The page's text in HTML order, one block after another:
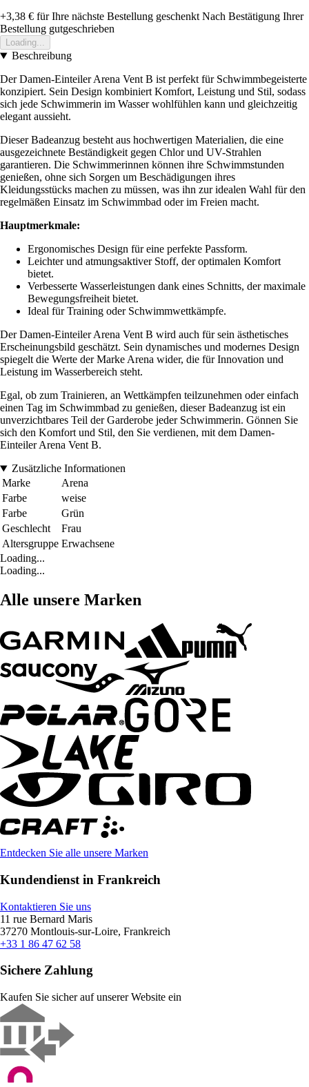
+3,38 € für Ihre nächste Bestellung geschenkt Nach Bestätigung Ihrer
Bestellung gutgeschrieben
Loading...
Beschreibung
Der Damen-Einteiler Arena Vent B ist perfekt für Schwimmbegeisterte
konzipiert. Sein Design kombiniert Komfort, Leistung und Stil, sodass
sich jede Schwimmerin im Wasser wohlfühlen kann und gleichzeitig
elegant aussieht.
Dieser Badeanzug besteht aus hochwertigen Materialien, die eine
ausgezeichnete Beständigkeit gegen Chlor und UV-Strahlen
garantieren. Die Schwimmerinnen können ihre Schwimmstunden
genießen, ohne sich Sorgen um Beschädigungen ihres
Kleidungsstücks machen zu müssen, was ihn zur idealen Wahl für den
regelmäßen Einsatz im Schwimmbad oder im Freien macht.
Hauptmerkmale:
Ergonomisches Design für eine perfekte Passform.
Leichter und atmungsaktiver Stoff, der optimalen Komfort
bietet.
Verbesserte Wasserleistungen dank eines Schnitts, der maximale
Bewegungsfreiheit bietet.
Ideal für Training oder Schwimmwettkämpfe.
Der Damen-Einteiler Arena Vent B wird auch für sein ästhetisches
Erscheinungsbild geschätzt. Sein dynamisches und modernes Design
spiegelt die Werte der Marke Arena wider, die für Innovation und
Leistung im Wasserbereich steht.
Egal, ob zum Trainieren, an Wettkämpfen teilzunehmen oder einfach
einen Tag im Schwimmbad zu genießen, dieser Badeanzug ist ein
unverzichtbares Teil der Garderobe jeder Schwimmerin. Gönnen Sie
sich den Komfort und Stil, den Sie verdienen, mit dem Damen-
Einteiler Arena Vent B.
Zusätzliche Informationen
Marke
Arena
Farbe
weise
Farbe
Grün
Geschlecht
Frau
Altersgruppe Erwachsene
Loading...
Loading...
Alle unsere Marken
Entdecken Sie alle unsere Marken
Kundendienst in Frankreich
Kontaktieren Sie uns
11 rue Bernard Maris
37270 Montlouis-sur-Loire, Frankreich
+33 1 86 47 62 58
Sichere Zahlung
Kaufen Sie sicher auf unserer Website ein